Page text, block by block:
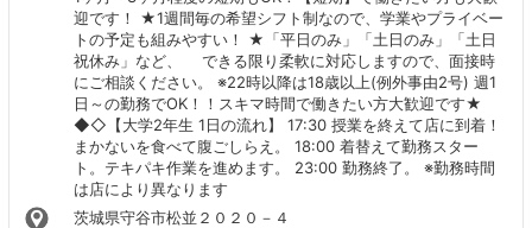
迎です！ ★1週間毎の希望シフト制なので、学業やプライベー
トの予定も組みやすい！ ★「平日のみ」「土日のみ」「土日
祝休み」など、 できる限り柔軟に対応しますので、面接時
にご相談ください。 ※22時以降は18歳以上(例外事由2号) 週1
日～の勤務でOK！！スキマ時間で働きたい方大歓迎です★
◆◇【大学2年生 1日の流れ】 17:30 授業を終えて店に到着！
まかないを食べて腹ごしらえ。 18:00 着替えて勤務スター
ト。テキパキ作業を進めます。 23:00 勤務終了。 ※勤務時間
は店により異なります
茨城県守谷市松並２０２０－４